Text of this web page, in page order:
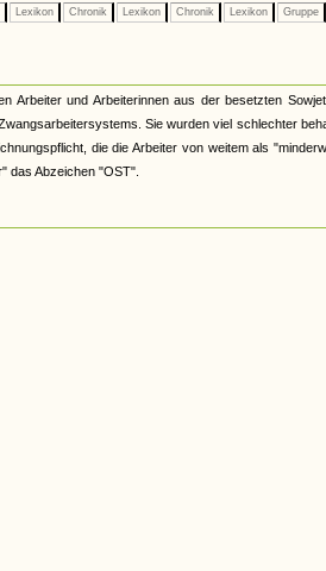
Lexikon Chronik Lexikon Chronik Lexikon Gruppe
Arbeiter und Arbeiterinnen aus der besetzten
Sie wurden viel schlechter
die die Arbeiter von weitem als
das Abzeichen "OST".